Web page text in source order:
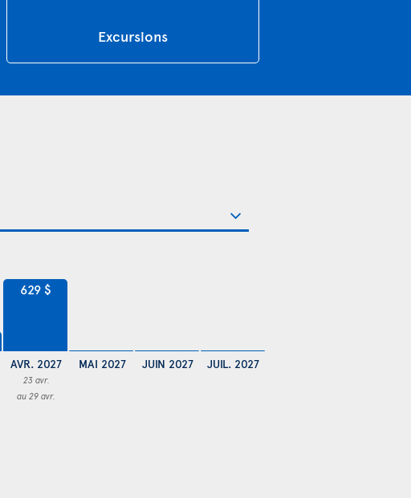
Excursions
629 $
AVR. 2027
23 avr.
au 29 avr.
MAI 2027 JUIN 2027 JUIL. 2027